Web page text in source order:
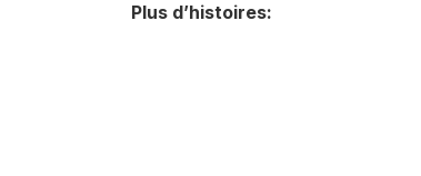
Plus d’histoires: